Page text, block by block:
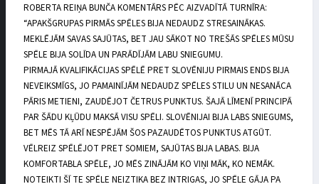
ROBERTA REIŅA BUNČA KOMENTĀRS PĒC AIZVADĪTĀ TURNĪRA:
“APAKŠGRUPAS PIRMĀS SPĒLES BIJA NEDAUDZ STRESAINĀKAS.
MEKLĒJĀM SAVAS SAJŪTAS, BET JAU SĀKOT NO TREŠĀS SPĒLES MŪSU
SPĒLE BIJA SOLĪDA UN PARĀDĪJĀM LABU SNIEGUMU.
PIRMAJĀ KVALIFIKĀCIJAS SPĒLĒ PRET SLOVĒNIJU PIRMAIS ENDS BIJA
NEVEIKSMĪGS, JO PAMAINĪJĀM NEDAUDZ SPĒLES STILU UN NESANĀCA
PĀRIS METIENI, ZAUDĒJOT ČETRUS PUNKTUS. ŠAJĀ LĪMENĪ PRINCIPĀ
PAR ŠĀDU KĻŪDU MAKSĀ VISU SPĒLI. SLOVĒNIJAI BIJA LABS SNIEGUMS,
BET MĒS TĀ ARĪ NESPĒJĀM ŠOS PAZAUDĒTOS PUNKTUS ATGŪT.
VĒLREIZ SPĒLĒJOT PRET SOMIEM, SAJŪTAS BIJA LABAS. BIJA
KOMFORTABLA SPĒLE, JO MĒS ZINĀJĀM KO VIŅI MĀK, KO NEMĀK.
NOTEIKTI ŠĪ TE SPĒLE NEIZTIKA BEZ INTRIGAS, JO SPĒLE GĀJA PA